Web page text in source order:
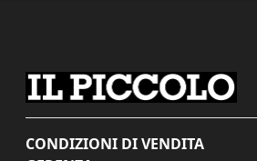
CONDIZIONI DI VENDITA